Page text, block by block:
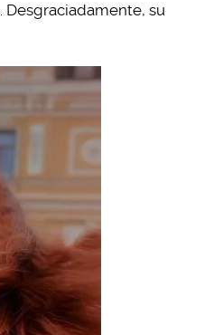
Desgraciadamente, su